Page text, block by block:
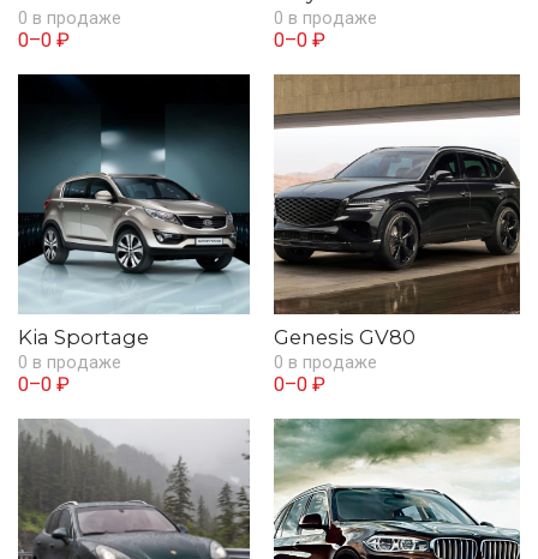
0 в продаже
0–0 ₽
0 в продаже
0–0 ₽
Kia Sportage
0 в продаже
0–0 ₽
Genesis GV80
0 в продаже
0–0 ₽